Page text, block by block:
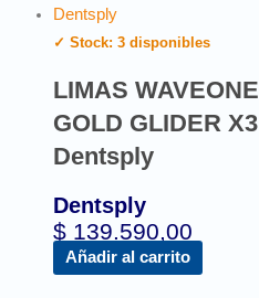
✓ Stock: 3 disponibles
LIMAS WAVEONE
GOLD GLIDER X3
Dentsply
Dentsply
$ 139.590,00
Añadir al carrito